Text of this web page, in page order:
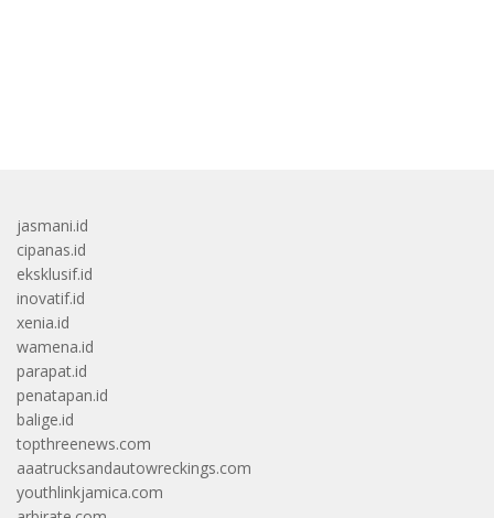
jasmani.id
cipanas.id
eksklusif.id
inovatif.id
xenia.id
wamena.id
parapat.id
penatapan.id
balige.id
topthreenews.com
aaatrucksandautowreckings.com
youthlinkjamica.com